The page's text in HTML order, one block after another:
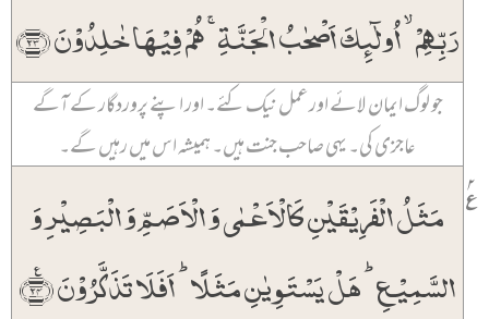
رَبِّہِمۡ ۙ اُولٰٓئِکَ اَصۡحٰبُ الۡجَنَّۃِ ۚ ہُمۡ فِیۡہَا خٰلِدُوۡنَ ﴿۲۳﴾
جو لوگ ایمان لائے اور عمل نیک کئے۔ اور اپنے پروردگار کے آگے
عاجزی کی۔ یہی صاحب جنت ہیں۔ ہمیشہ اس میں رہیں گے۔
مَثَلُ الۡفَرِیۡقَیۡنِ کَالۡاَعۡمٰی وَ الۡاَصَمِّ وَ الۡبَصِیۡرِ وَ
السَّمِیۡعِ ؕ ہَلۡ یَسۡتَوِیٰنِ مَثَلًا ؕ اَفَلَا تَذَکَّرُوۡنَ ﴿٪۲۴﴾
۲